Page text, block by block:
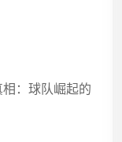
：球队崛起的